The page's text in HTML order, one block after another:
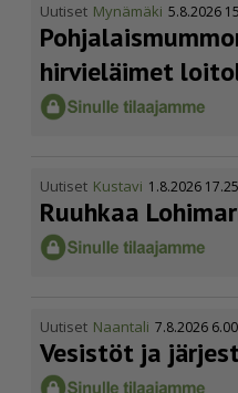
Uutiset Mynämäki 5.8.2026
hirvieläimet
Uutiset Kustavi 1.8.2026 17.25
Ruuhkaa
Uutiset Naantali 7.8.2026 6.00
Vesistöt ja